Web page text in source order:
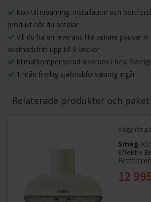
Köp till inbärning, installation och
produkt när du betalar
Vill du ha en leverans lite senare pausar
kostnadsfritt upp till 6 veckor
Klimatkompenserad leverans i hela
1 mån frivillig självriskförsäkring ingår
Relaterade produkter och paket
Smeg
Effektiv
12